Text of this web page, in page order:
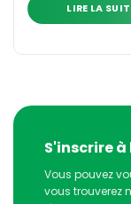
LIRE LA
S'inscrire
Vous pouvez
vous trouverez